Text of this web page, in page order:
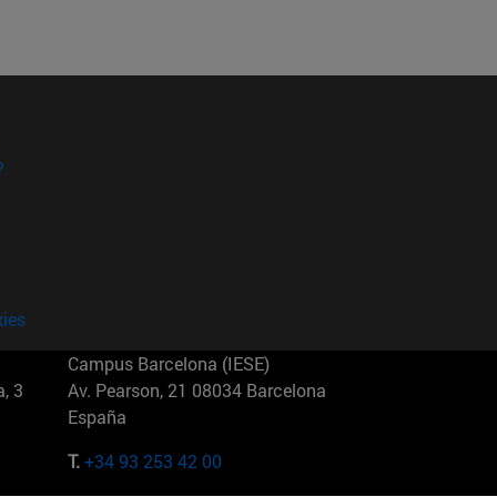
3
Campus Barcelona (IESE)
Av. Pearson, 21 08034 Barcelona
España
T.+34 93 253 42 00